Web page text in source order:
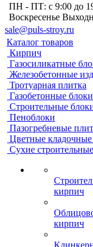
ПН - ПТ: с 9:00 до
Воскресенье
sale@puls-stroy.ru
Каталог товаров
Кирпич
Газосиликатные
Железобетонные
Тротуарная плитка
Газобетонные блоки
Строительные
Пеноблоки
Пазогребневые
Цветные кладочные
Сухие
кирпич
кирпич